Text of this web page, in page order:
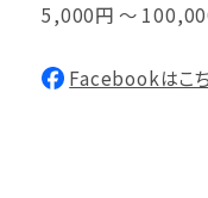
5,000円 ～
Facebookはこ